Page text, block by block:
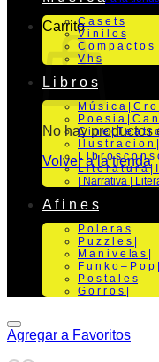
Carrito
No hay productos
Volver a la tienda
C a s e t s
V i n i l o s
C o m p a c t o s
V h s
L i b r o s
M ú s i c a | C r o
P o e s i a | C a n
C i n e | T e a t r
I l u s t r a c i o
L i b r o s c o n s
L i t e r a t u r a |
| Narrativa |
A f i n e s
P o l e r a s
P u z z l e s |
M a n i v e la s |
F u n k o – P o p |
P o s t a l e s
G o r r o s |
Agregar a Favoritos